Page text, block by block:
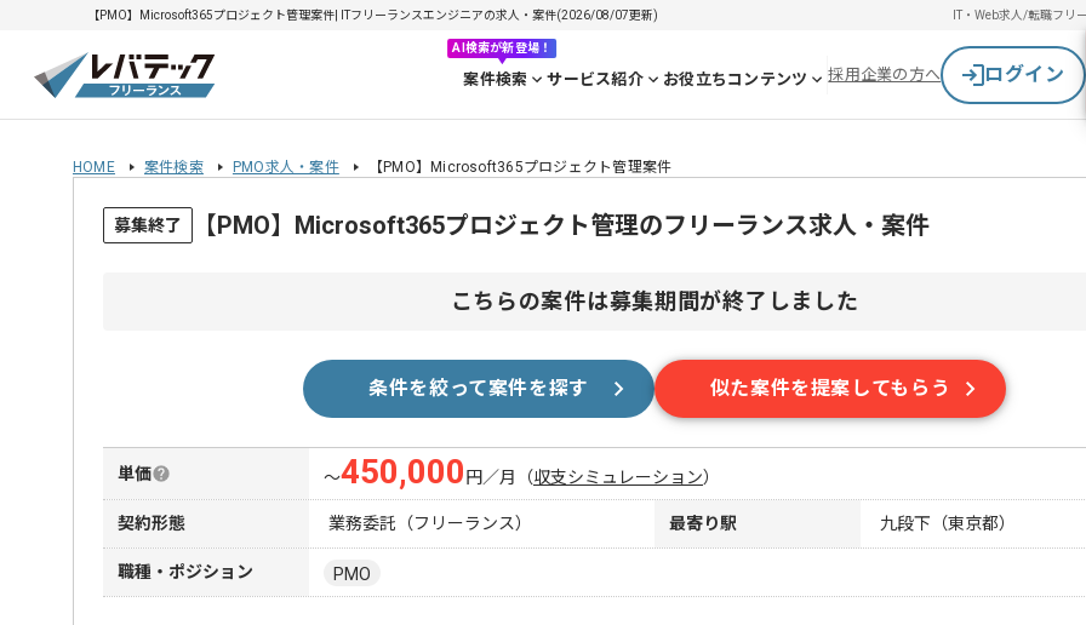
【PMO】Microsoft365プロジェクト管理案件| ITフリーランスエンジニアの求人・案件(2026/08/07更新) IT・Web求人/転職フリ
AI検索が新登場！
案件検索 サービス紹介 お役立ちコンテンツ 採用企業の方へ ログイン
HOME 案件検索 PMO求人・案件 【PMO】Microsoft365プロジェクト管理案件
募集終了 【PMO】Microsoft365プロジェクト管理のフリーランス求人・案件
こちらの案件は募集期間が終了しました
条件を絞って案件を探す 似た案件を提案してもらう
単価 〜450,000 円／月 （収支シミュレーション）
契約形態 業務委託（フリーランス） 最寄り駅 九段下（東京都）
職種・ポジション PMO